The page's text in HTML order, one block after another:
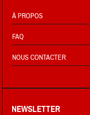
À PROPOS
FAQ
NOUS CONTACTER
NEWSLETTER